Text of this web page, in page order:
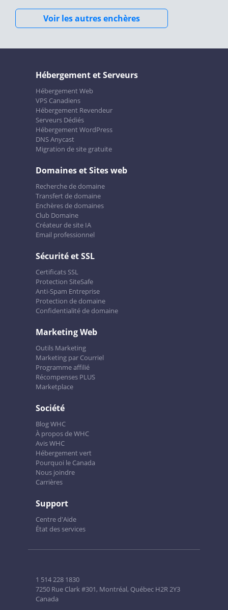
Voir les autres enchères
Hébergement et Serveurs
Hébergement Web
VPS Canadiens
Hébergement Revendeur
Serveurs Dédiés
Hébergement WordPress
DNS Anycast
Migration de site gratuite
Domaines et Sites web
Recherche de domaine
Transfert de domaine
Enchères de domaines
Club Domaine
Créateur de site IA
Email professionnel
Sécurité et SSL
Certificats SSL
Protection SiteSafe
Anti-Spam Entreprise
Protection de domaine
Confidentialité de domaine
Marketing Web
Outils Marketing
Marketing par Courriel
Programme affilié
Récompenses PLUS
Marketplace
Société
Blog WHC
À propos de WHC
Avis WHC
Hébergement vert
Pourquoi le Canada
Nous joindre
Carrières
Support
Centre d'Aide
État des services
1 514 228 1830
7250 Rue Clark #301, Montréal, Québec H2R 2Y3
Canada